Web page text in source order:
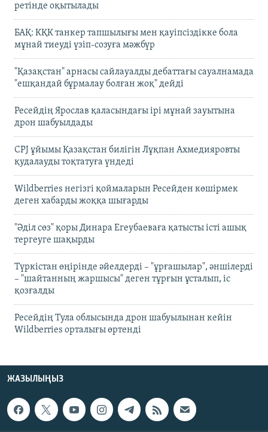
ретінде оқытылады
БАҚ: КҚК танкер тапшылығы мен қауіпсіздікке бола
мұнай тиеуді үзіп-созуға мәжбүр
"Қазақстан" арнасы сайлауалды дебаттағы сауалнамада
"ешқандай бұрмалау болған жоқ" дейді
Ресейдің Ярослав қаласындағы ірі мұнай зауытына
дрон шабуылдады
CPJ ұйымы Қазақстан билігін Лұқпан Ахмедияровты
қудалауды тоқтатуға үндеді
Wildberries негізгі қоймаларын Ресейден көшірмек
деген хабарды жоққа шығарды
"Әділ сөз" қоры Динара Егеубаеваға қатысты істі ашық
тергеуге шақырды
Түркістан өңірінде әйелдерді – "ұрғашылар", әншілерді
– "шайтанның жаршысы" деген тұрғын ұсталып, іс
қозғалды
Ресейдің Тула облысында дрон шабуылынан кейін
Wildberries орталығы өртенді
ЖАЗЫЛЫҢЫЗ